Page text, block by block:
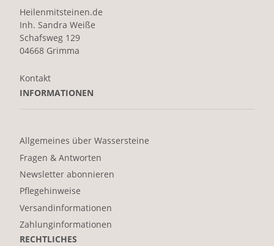
Heilenmitsteinen.de
Inh. Sandra Weiße
Schafsweg 129
04668 Grimma
Kontakt
INFORMATIONEN
Allgemeines über Wassersteine
Fragen & Antworten
Newsletter abonnieren
Pflegehinweise
Versandinformationen
Zahlunginformationen
RECHTLICHES